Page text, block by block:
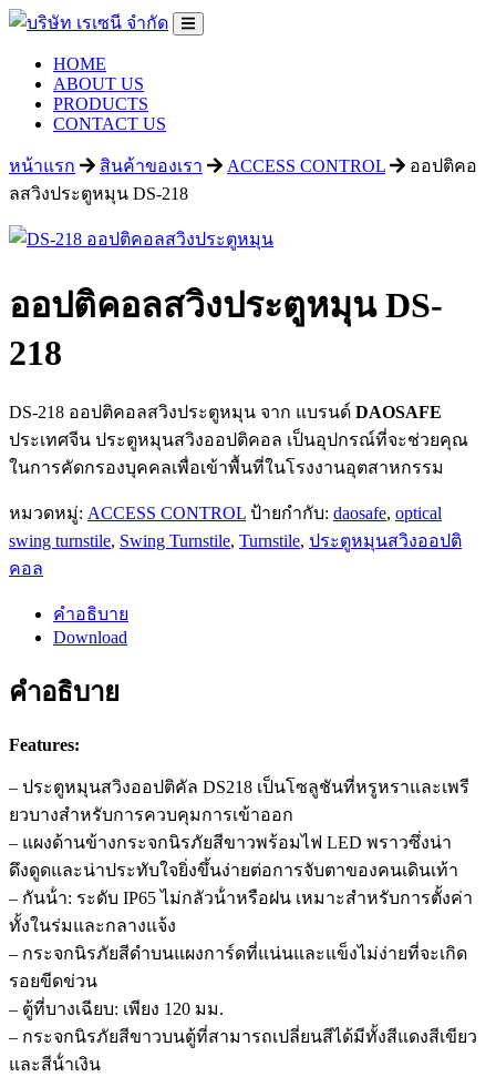
HOME
ABOUT US
PRODUCTS
CONTACT US
หน้าแรก สินค้าของเรา ACCESS CONTROL
ออปติคอ
ลสวิงประตูหมุน DS-218
ออปติคอลสวิงประตูหมุน DS-
218
DS-218 ออปติคอลสวิงประตูหมุน จาก แบรนด์ DAOSAFE
ประเทศจีน ประตูหมุนสวิงออปติคอล เป็นอุปกรณ์ที่จะช่วยคุณ
ในการคัดกรองบุคคลเพื่อเข้าพื้นที่ในโรงงานอุตสาหกรรม
หมวดหมู่: ACCESS CONTROL ป้ายกำกับ: daosafe, optical
swing turnstile, Swing Turnstile, Turnstile, ประตูหมุนสวิงออปติ
คอล
คำอธิบาย
Download
คำอธิบาย
Features:
– ประตูหมุนสวิงออปติคัล DS218 เป็นโซลูชันที่หรูหราและเพรี
ยวบางสําหรับการควบคุมการเข้าออก
– แผงด้านข้างกระจกนิรภัยสีขาวพร้อมไฟ LED พราวซึ่งน่า
ดึงดูดและน่าประทับใจยิ่งขึ้นง่ายต่อการจับตาของคนเดินเท้า
– กันน้ํา: ระดับ IP65 ไม่กลัวน้ําหรือฝน เหมาะสําหรับการตั้งค่า
ทั้งในร่มและกลางแจ้ง
– กระจกนิรภัยสีดําบนแผงการ์ดที่แน่นและแข็งไม่ง่ายที่จะเกิด
รอยขีดข่วน
– ตู้ที่บางเฉียบ: เพียง 120 มม.
– กระจกนิรภัยสีขาวบนตู้ที่สามารถเปลี่ยนสีได้มีทั้งสีแดงสีเขียว
และสีน้ําเงิน